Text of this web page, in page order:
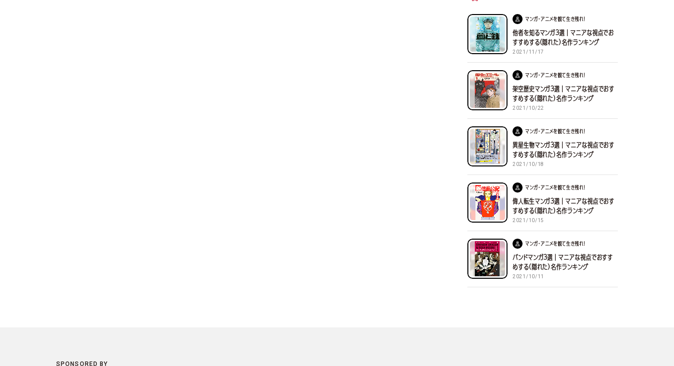
マンガ・アニメを観て生き残れ！
他者を知るマンガ３選｜マニアな視点でお
すすめする(隠れた)名作ランキング
2021/11/17
マンガ・アニメを観て生き残れ！
架空歴史マンガ３選｜マニアな視点でおす
すめする(隠れた)名作ランキング
2021/10/22
マンガ・アニメを観て生き残れ！
異星生物マンガ３選｜マニアな視点でおす
すめする(隠れた)名作ランキング
2021/10/18
マンガ・アニメを観て生き残れ！
偉人転生マンガ３選｜マニアな視点でおす
すめする(隠れた)名作ランキング
2021/10/15
マンガ・アニメを観て生き残れ！
バンドマンガ３選｜マニアな視点でおすす
めする(隠れた)名作ランキング
2021/10/11